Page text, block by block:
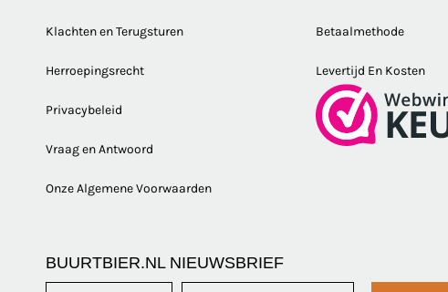
Klachten en Terugsturen
Herroepingsrecht
Privacybeleid
Vraag en Antwoord
Onze Algemene Voorwaarden
Betaalmethode
Levertijd En Kosten
BUURTBIER.NL NIEUWSBRIEF